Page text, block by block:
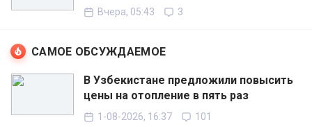
Вчера, 05:43 3
САМОЕ ОБСУЖДАЕМОЕ
В Узбекистане предложили повысить
цены на отопление в пять раз
1-08-2026, 16:37 101